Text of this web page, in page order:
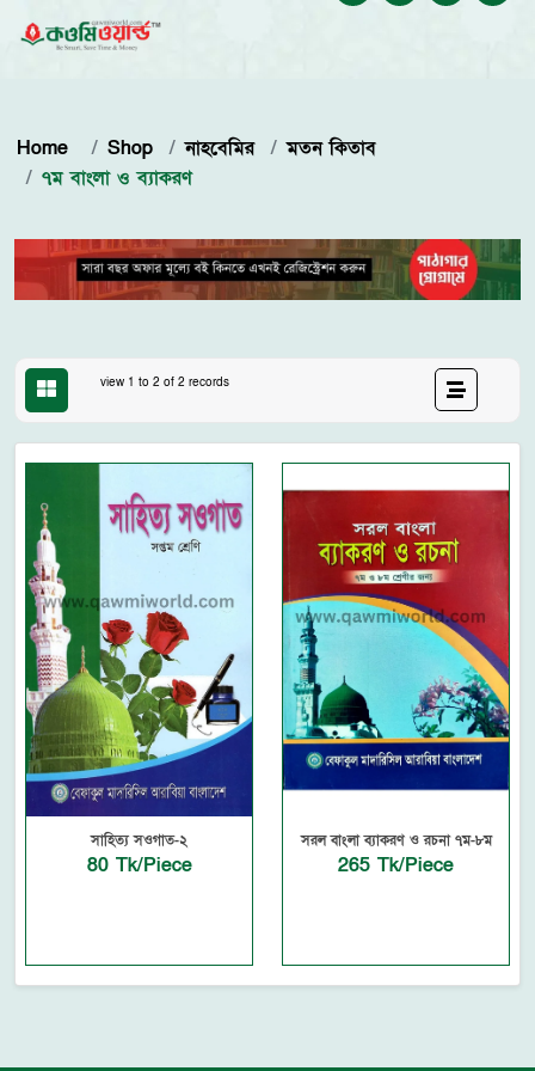
Home Shop নাহবেমির
মতন কিতাব
৭ম বাংলা ও ব্যাকরণ
view 1 to 2 of 2 records
সাহিত্য সওগাত-২
80 Tk/Piece
সরল বাংলা ব্যাকরণ ও রচনা ৭ম-৮ম
265 Tk/Piece